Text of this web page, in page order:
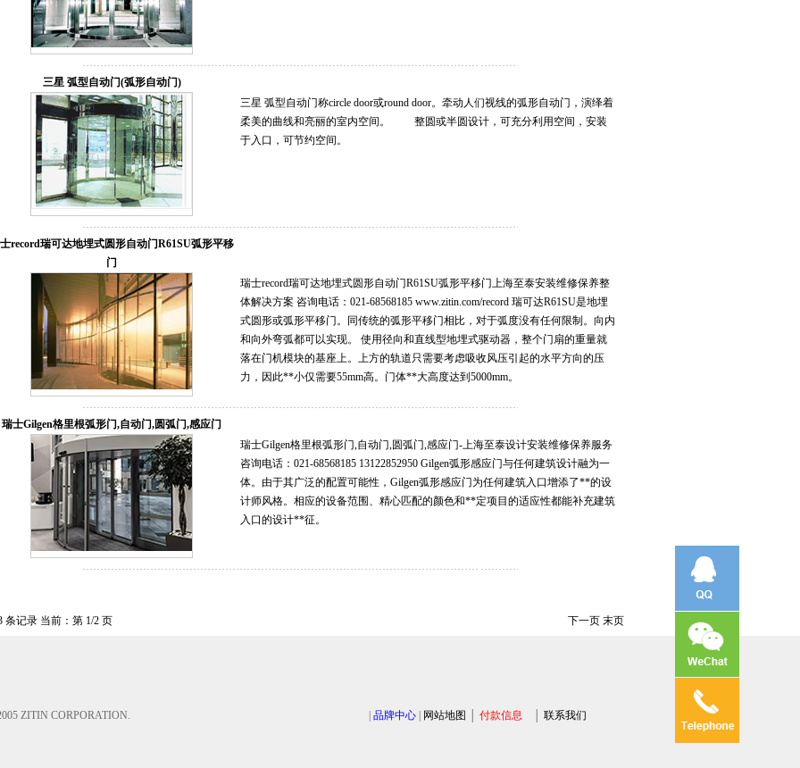
三星 弧型自动门(弧形自动门)
三星 弧型自动门称circle door或round door。牵动人们视线的弧形自动门，演绎着
柔美的曲线和亮丽的室内空间。 整圆或半圆设计，可充分利用空间，安装
于入口，可节约空间。
record瑞可达地埋式圆形自动门R61SU弧形平移
门
瑞士record瑞可达地埋式圆形自动门R61SU弧形平移门上海至泰安装维修保养整
体解决方案 咨询电话：021-68568185 www.zitin.com/record 瑞可达R61SU是地埋
式圆形或弧形平移门。同传统的弧形平移门相比，对于弧度没有任何限制。向内
和向外弯弧都可以实现。 使用径向和直线型地埋式驱动器，整个门扇的重量就
落在门机模块的基座上。上方的轨道只需要考虑吸收风压引起的水平方向的压
力，因此**小仅需要55mm高。门体**大高度达到5000mm。
瑞士Gilgen格里根弧形门,自动门,圆弧门,感应门
瑞士Gilgen格里根弧形门,自动门,圆弧门,感应门-上海至泰设计安装维修保养服务
咨询电话：021-68568185 13122852950 Gilgen弧形感应门与任何建筑设计融为一
体。由于其广泛的配置可能性，Gilgen弧形感应门为任何建筑入口增添了**的设
计师风格。相应的设备范围、精心匹配的颜色和**定项目的适应性都能补充建筑
入口的设计**征。
条记录 当前：第 1/2 页 下一页 末页
ZITIN CORPORATION. 品牌中心 网站地图 付款信息 联系我们